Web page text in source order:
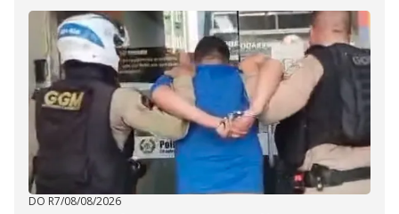
DO R7/08/08/2026